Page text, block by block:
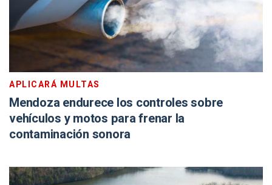
APLICARÁ MULTAS
Mendoza endurece los controles sobre
vehículos y motos para frenar la
contaminación sonora